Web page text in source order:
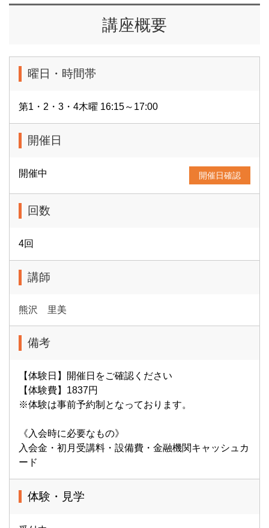
講座概要
曜日・時間帯
第1・2・3・4木曜 16:15～17:00
開催日
開催中 開催日確認
回数
4回
講師
熊沢 里美
備考
【体験日】開催日をご確認ください
【体験費】1837円
※体験は事前予約制となっております。
《入会時に必要なもの》
入会金・初月受講料・設備費・金融機関キャッシュカ
ード
体験・見学